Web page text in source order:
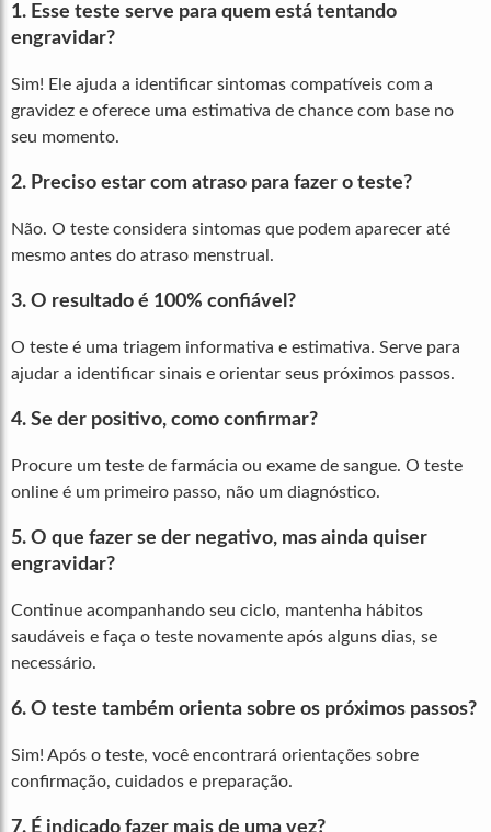
1. Esse teste serve para quem está tentando
engravidar?
Sim! Ele ajuda a identificar sintomas compatíveis com a
gravidez e oferece uma estimativa de chance com base no
seu momento.
2. Preciso estar com atraso para fazer o teste?
Não. O teste considera sintomas que podem aparecer até
mesmo antes do atraso menstrual.
3. O resultado é 100% confiável?
O teste é uma triagem informativa e estimativa. Serve para
ajudar a identificar sinais e orientar seus próximos passos.
4. Se der positivo, como confirmar?
Procure um teste de farmácia ou exame de sangue. O teste
online é um primeiro passo, não um diagnóstico.
5. O que fazer se der negativo, mas ainda quiser
engravidar?
Continue acompanhando seu ciclo, mantenha hábitos
saudáveis e faça o teste novamente após alguns dias, se
necessário.
6. O teste também orienta sobre os próximos passos?
Sim! Após o teste, você encontrará orientações sobre
confirmação, cuidados e preparação.
7. É indicado fazer mais de uma vez?